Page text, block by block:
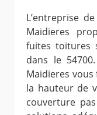
L’entreprise
Maidieres
fuites toitures
dans le
Maidieres
la hauteur de
couverture